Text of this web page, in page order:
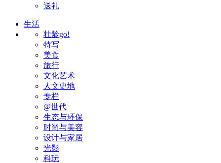
送礼
生活
壮龄go!
特写
美食
旅行
文化艺术
人文史地
专栏
@世代
生态与环保
时尚与美容
设计与家居
光影
科玩